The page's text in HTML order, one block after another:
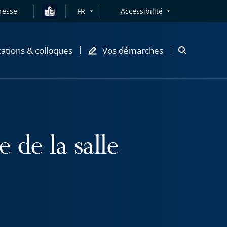
FR Accessibilité
& colloques Vos démarches
Ouvrir
de la salle